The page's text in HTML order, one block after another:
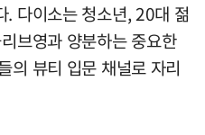
. 다이소는 청소년, 20대 젊
브영과 양분하는 중요한
의 뷰티 입문 채널로 자리